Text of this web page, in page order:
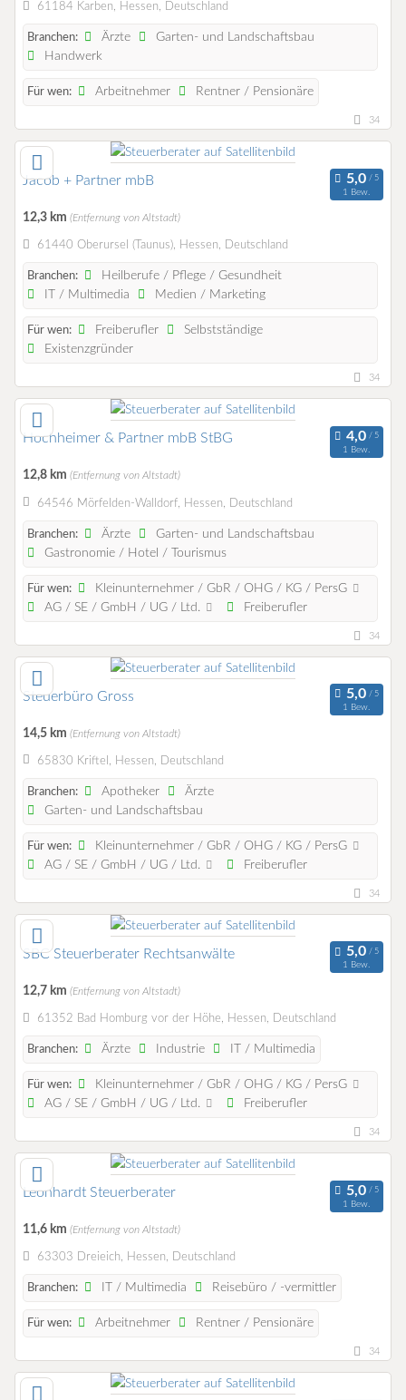
61184 Karben, Hessen, Deutschland
Branchen: Ärzte
Garten- und Landschaftsbau
Handwerk
Für wen: Arbeitnehmer Rentner / Pensionäre
34
Jacob + Partner mbB
1 Bew.
12,3 km (Entfernung von Altstadt)
61440 Oberursel (Taunus), Hessen, Deutschland
Branchen:
Heilberufe / Pflege / Gesundheit
IT / Multimedia
Medien / Marketing
Für wen: Freiberufler
Selbstständige
Existenzgründer
34
Hochheimer & Partner mbB StBG
1 Bew.
12,8 km (Entfernung von Altstadt)
64546 Mörfelden-Walldorf, Hessen, Deutschland
Branchen: Ärzte
Garten- und Landschaftsbau
Gastronomie / Hotel / Tourismus
Für wen:
Kleinunternehmer / GbR / OHG / KG / PersG
AG / SE / GmbH / UG / Ltd.
Freiberufler
34
Steuerbüro Gross
1 Bew.
14,5 km (Entfernung von Altstadt)
65830 Kriftel, Hessen, Deutschland
Branchen: Apotheker
Ärzte
Garten- und Landschaftsbau
Für wen:
Kleinunternehmer / GbR / OHG / KG / PersG
AG / SE / GmbH / UG / Ltd.
Freiberufler
34
SBC Steuerberater Rechtsanwälte
1 Bew.
12,7 km (Entfernung von Altstadt)
61352 Bad Homburg vor der Höhe, Hessen, Deutschland
Branchen: Ärzte Industrie IT / Multimedia
Für wen:
Kleinunternehmer / GbR / OHG / KG / PersG
AG / SE / GmbH / UG / Ltd.
Freiberufler
34
Leonhardt Steuerberater
1 Bew.
11,6 km (Entfernung von Altstadt)
63303 Dreieich, Hessen, Deutschland
Branchen: IT / Multimedia Reisebüro / -vermittler
Für wen: Arbeitnehmer Rentner / Pensionäre
34